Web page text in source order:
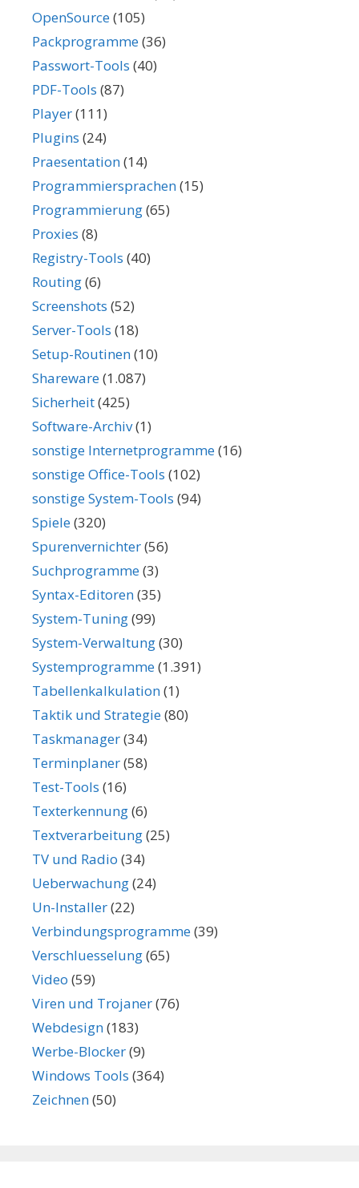
OpenSource(105)
Packprogramme(36)
Passwort-Tools (40)
PDF-Tools (87)
Player(111)
Plugins (24)
Praesentation(14)
Programmiersprachen(15)
Programmierung(65)
Proxies (8)
Registry-Tools (40)
Routing(6)
Screenshots (52)
Server-Tools (18)
Setup-Routinen(10)
Shareware(1.087)
Sicherheit(425)
Software-Archiv(1)
sonstige Internetprogramme(16)
sonstige Office-Tools (102)
sonstige System-Tools (94)
Spiele(320)
Spurenvernichter(56)
Suchprogramme(3)
Syntax-Editoren(35)
System-Tuning(99)
System-Verwaltung(30)
Systemprogramme(1.391)
Tabellenkalkulation(1)
Taktik und Strategie(80)
Taskmanager(34)
Terminplaner(58)
Test-Tools (16)
Texterkennung(6)
Textverarbeitung(25)
TV und Radio (34)
Ueberwachung(24)
Un-Installer(22)
Verbindungsprogramme(39)
Verschluesselung(65)
Video (59)
Viren und Trojaner(76)
Webdesign(183)
Werbe-Blocker(9)
Windows Tools (364)
Zeichnen(50)